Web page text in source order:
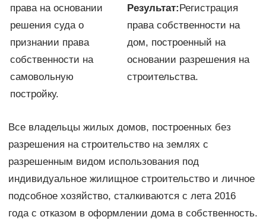
права на основании
решения суда о
признании права
собственности на
самовольную
постройку.
Результат: Регистрация
права собственности на
дом, построенный на
основании разрешения на
строительства.
Все владельцы жилых домов, построенных без
разрешения на строительство на землях с
разрешенным видом использования под
индивидуальное жилищное строительство и личное
подсобное хозяйство, сталкиваются с лета 2016
года с отказом в оформлении дома в собственность.